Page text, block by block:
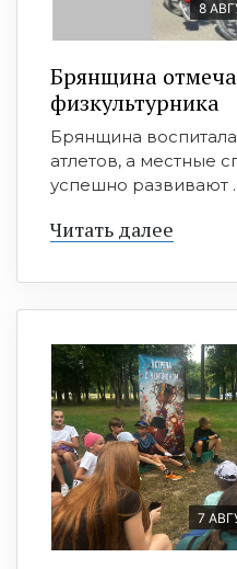
8
Брянщина
физкультурника
Брянщина
атлетов, а местные
успешно развивают
Читать далее
7